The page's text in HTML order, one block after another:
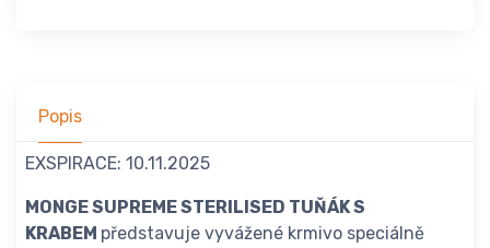
Popis
EXSPIRACE: 10.11.2025
MONGE SUPREME STERILISED TUŇÁK S
KRABEM představuje vyvážené krmivo speciálně